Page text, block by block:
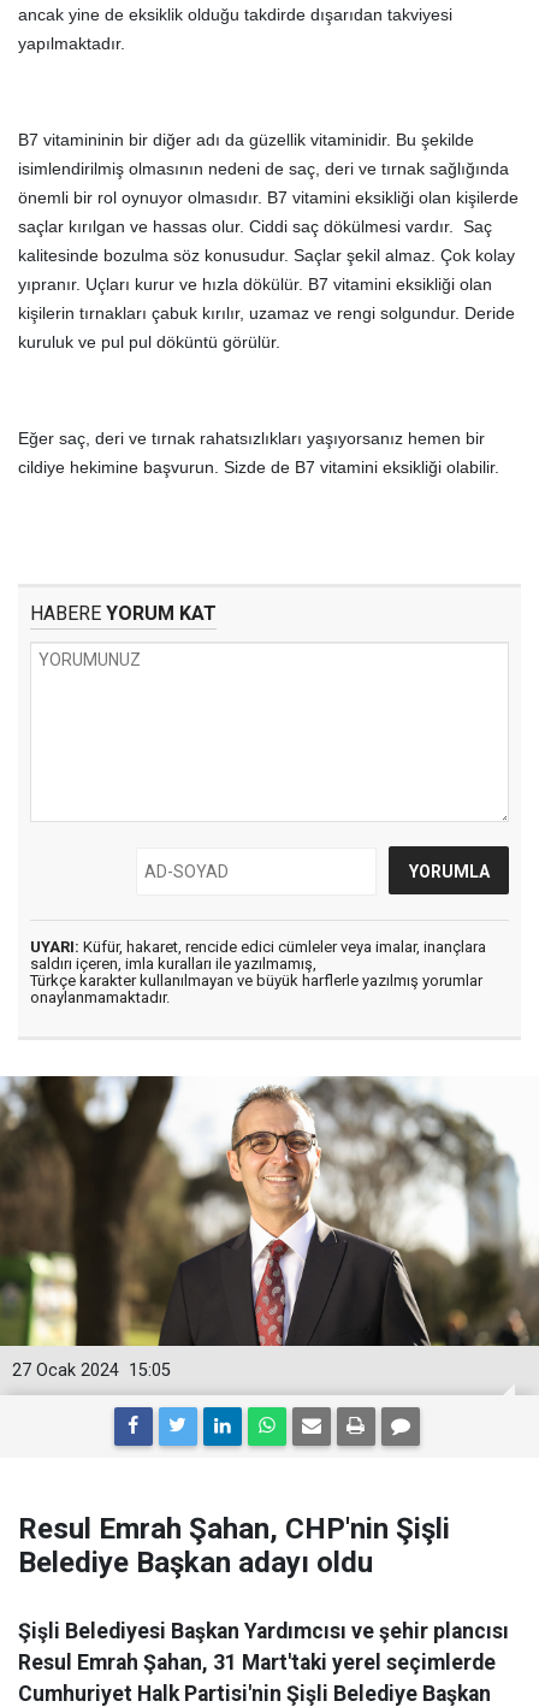
ancak yine de eksiklik olduğu takdirde dışarıdan takviyesi
yapılmaktadır.
B7 vitamininin bir diğer adı da güzellik vitaminidir. Bu şekilde
isimlendirilmiş olmasının nedeni de saç, deri ve tırnak sağlığında
önemli bir rol oynuyor olmasıdır. B7 vitamini eksikliği olan kişilerde
saçlar kırılgan ve hassas olur. Ciddi saç dökülmesi vardır. Saç
kalitesinde bozulma söz konusudur. Saçlar şekil almaz. Çok kolay
yıpranır. Uçları kurur ve hızla dökülür. B7 vitamini eksikliği olan
kişilerin tırnakları çabuk kırılır, uzamaz ve rengi solgundur. Deride
kuruluk ve pul pul döküntü görülür.
Eğer saç, deri ve tırnak rahatsızlıkları yaşıyorsanız hemen bir
cildiye hekimine başvurun. Sizde de B7 vitamini eksikliği olabilir.
HABERE YORUM KAT
UYARI: Küfür, hakaret, rencide edici cümleler veya imalar, inançlara
saldırı içeren, imla kuralları ile yazılmamış,
Türkçe karakter kullanılmayan ve büyük harflerle yazılmış yorumlar
onaylanmamaktadır.
15:05
27 Ocak 2024
Resul Emrah Şahan, CHP'nin Şişli
Belediye Başkan adayı oldu
Şişli Belediyesi Başkan Yardımcısı ve şehir plancısı
Resul Emrah Şahan, 31 Mart'taki yerel seçimlerde
Cumhuriyet Halk Partisi'nin Şişli Belediye Başkan